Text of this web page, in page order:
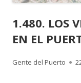
1.480. LOS
EN EL
Autor
Gente del Puerto